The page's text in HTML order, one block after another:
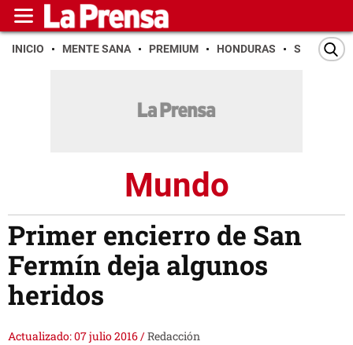
INICIO MENTE SANA PREMIUM HONDURAS SAN PEDRO
Mundo
Primer encierro de San
Fermín deja algunos
heridos
Actualizado: 07 julio 2016/Redacción